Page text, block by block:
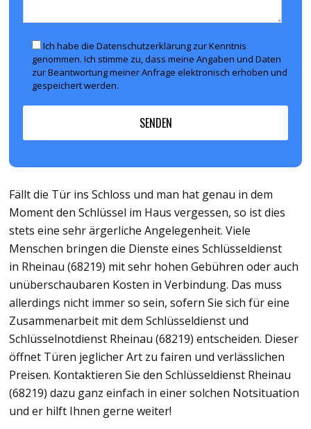
Ich habe die Datenschutzerklärung zur Kenntnis
genommen. Ich stimme zu, dass meine Angaben und Daten
zur Beantwortung meiner Anfrage elektronisch erhoben und
gespeichert werden.
Fällt die Tür ins Schloss und man hat genau in dem
Moment den Schlüssel im Haus vergessen, so ist dies
stets eine sehr ärgerliche Angelegenheit. Viele
Menschen bringen die Dienste eines Schlüsseldienst
in Rheinau (68219) mit sehr hohen Gebühren oder auch
unüberschaubaren Kosten in Verbindung. Das muss
allerdings nicht immer so sein, sofern Sie sich für eine
Zusammenarbeit mit dem Schlüsseldienst und
Schlüsselnotdienst Rheinau (68219) entscheiden. Dieser
öffnet Türen jeglicher Art zu fairen und verlässlichen
Preisen. Kontaktieren Sie den Schlüsseldienst Rheinau
(68219) dazu ganz einfach in einer solchen Notsituation
und er hilft Ihnen gerne weiter!